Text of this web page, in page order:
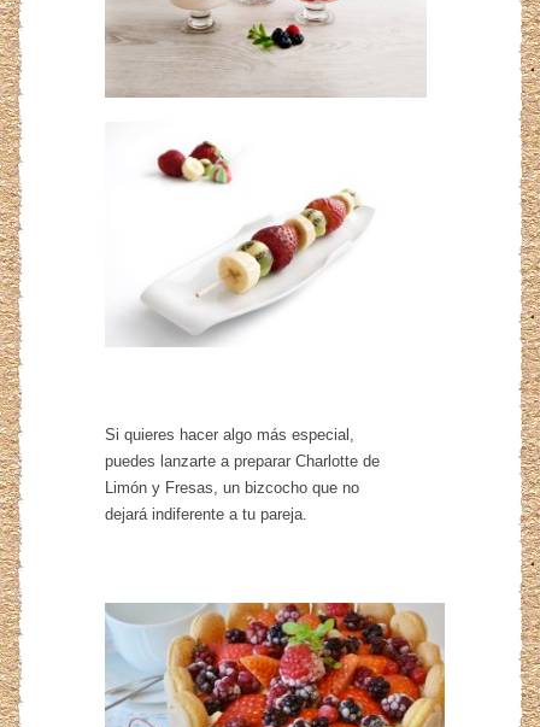
Si quieres hacer algo más especial,
puedes lanzarte a preparar Charlotte de
Limón y Fresas, un bizcocho que no
dejará indiferente a tu pareja.